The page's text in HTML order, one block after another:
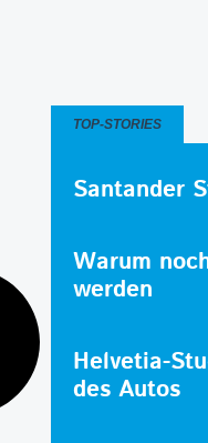
TOP-STORIES
Santander
Warum
werden
Helvetia-
des Autos